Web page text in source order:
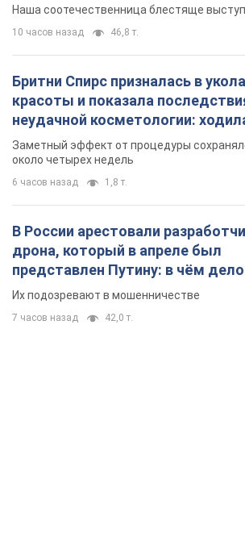
дрона, который в апреле был
представлен Путину: в чём дело
7 часов назад 42,0 т.